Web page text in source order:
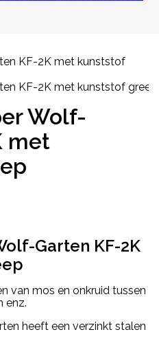
Wolf-
met
Garten KF-2K
van mos en onkruid tussen
enz.
heeft een verzinkt stalen